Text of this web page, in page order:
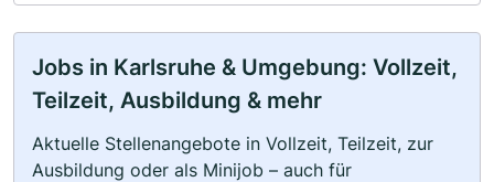
Jobs in Karlsruhe & Umgebung: Vollzeit,
Teilzeit, Ausbildung & mehr
Aktuelle Stellenangebote in Vollzeit, Teilzeit, zur
Ausbildung oder als Minijob – auch für